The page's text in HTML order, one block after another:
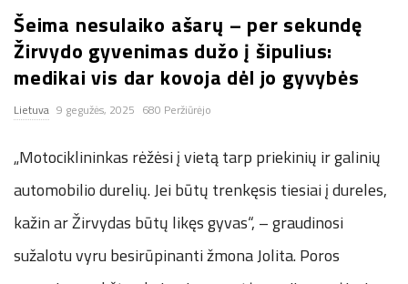
n
.
n
e
t
Šeima nesulaiko ašarų – per sekundę
Žirvydo gyvenimas dužo į šipulius:
medikai vis dar kovoja dėl jo gyvybės
Lietuva 9 gegužės, 2025 680 Peržiūrėjo
„Motociklininkas rėžėsi į vietą tarp priekinių ir galinių
automobilio durelių. Jei būtų trenkęsis tiesiai į dureles,
kažin ar Žirvydas būtų likęs gyvas“, – graudinosi
sužalotu vyru besirūpinanti žmona Jolita. Poros